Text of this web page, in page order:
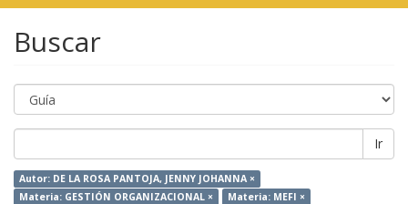
Buscar
Ir
Autor: DE LA ROSA PANTOJA, JENNY JOHANNA ×
Materia: GESTIÓN ORGANIZACIONAL ×
Materia: MEFI ×